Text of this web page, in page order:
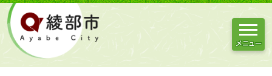
メニュー